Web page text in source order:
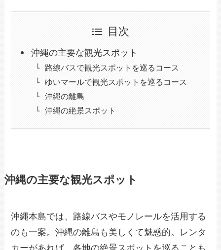
目次
沖縄の主要な観光スポット
路線バスで観光スポットを巡るコース
ゆいマールで観光スポットを巡るコース
沖縄の離島
沖縄の絶景スポット
沖縄の主要な観光スポット
沖縄本島では、路線バスやモノレールを活用する
のも一案。沖縄の離島も美しくて魅惑的。レンタ
カーがあれば、各地の絶景スポットを巡ることも